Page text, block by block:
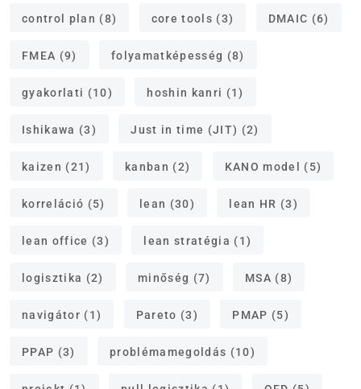
control plan (8) core tools (3) DMAIC (6)
FMEA (9) folyamatképesség (8)
gyakorlati (10) hoshin kanri (1)
Ishikawa (3) Just in time (JIT) (2)
kaizen (21) kanban (2) KANO model (5)
korreláció (5) lean (30) lean HR (3)
lean office (3) lean stratégia (1)
logisztika (2) minőség (7) MSA (8)
navigátor (1) Pareto (3) PMAP (5)
PPAP (3) problémamegoldás (10)